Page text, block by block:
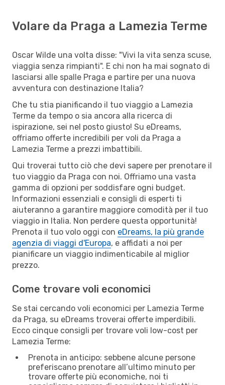
Volare da Praga a Lamezia Terme
Oscar Wilde una volta disse: "Vivi la vita senza scuse,
viaggia senza rimpianti". E chi non ha mai sognato di
lasciarsi alle spalle Praga e partire per una nuova
avventura con destinazione Italia?
Che tu stia pianificando il tuo viaggio a Lamezia
Terme da tempo o sia ancora alla ricerca di
ispirazione, sei nel posto giusto! Su eDreams,
offriamo offerte incredibili per voli da Praga a
Lamezia Terme a prezzi imbattibili.
Qui troverai tutto ciò che devi sapere per prenotare il
tuo viaggio da Praga con noi. Offriamo una vasta
gamma di opzioni per soddisfare ogni budget.
Informazioni essenziali e consigli di esperti ti
aiuteranno a garantire maggiore comodità per il tuo
viaggio in Italia. Non perdere questa opportunità!
Prenota il tuo volo oggi con eDreams, la più grande
agenzia di viaggi d'Europa, e affidati a noi per
pianificare un viaggio indimenticabile al miglior
prezzo.
Come trovare voli economici
Se stai cercando voli economici per Lamezia Terme
da Praga, su eDreams troverai offerte imperdibili.
Ecco cinque consigli per trovare voli low-cost per
Lamezia Terme:
Prenota in anticipo: sebbene alcune persone
preferiscano prenotare all’ultimo minuto per
trovare offerte più economiche, noi ti